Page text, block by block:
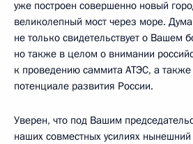
уже построен совершенно новый
великолепный мост через море.
не только свидетельствует о Вашем
но также в целом о внимании
к проведению саммита АТЭС, а
потенциале развития России.
Уверен, что под Вашим
наших совместных усилиях